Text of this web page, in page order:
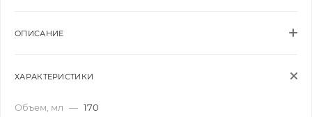
ОПИСАНИЕ
ХАРАКТЕРИСТИКИ
Объем, мл — 170